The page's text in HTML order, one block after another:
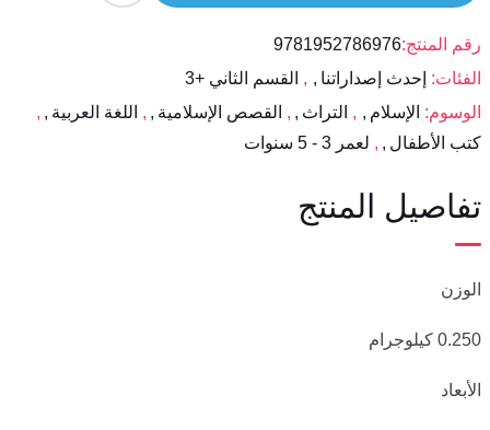
–
السلسلة
الإسلامية
للصغار
رقم المنتج:9781952786976
الفئات: إحدث إصداراتنا , القسم الثاني +3
الوسوم: الإسلام , التراث ,
, اللغة العربية
,
كتب الأطفال
, لعمر 3 - 5 سنوات
تفاصيل المنتج
الوزن
0.250 كيلوجرام
الأبعاد